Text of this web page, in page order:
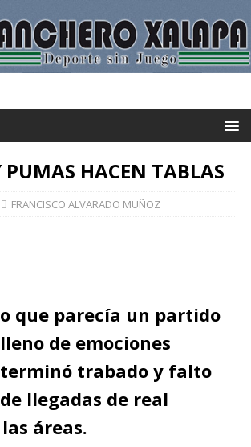
PUMAS HACEN TABLAS
FRANCISCO ALVARADO MUÑOZ
o que parecía un partido
lleno de emociones
terminó trabado y falto
de llegadas de real
áreas.